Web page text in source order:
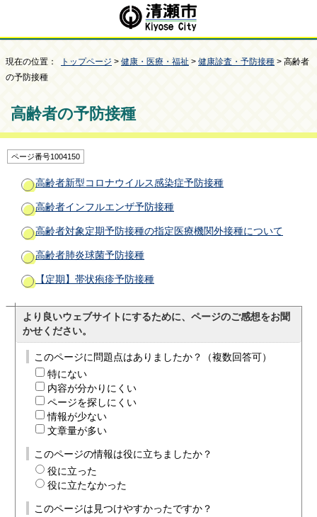
現在の位置： トップページ > 健康・医療・福祉 > 健康診査・予防接種 > 高齢者
の予防接種
高齢者の予防接種
ページ番号1004150
高齢者新型コロナウイルス感染症予防接種
高齢者インフルエンザ予防接種
高齢者対象定期予防接種の指定医療機関外接種について
高齢者肺炎球菌予防接種
【定期】帯状疱疹予防接種
より良いウェブサイトにするために、ページのご感想をお聞
かせください。
このページに問題点はありましたか？（複数回答可）
特にない
内容が分かりにくい
ページを探しにくい
情報が少ない
文章量が多い
このページの情報は役に立ちましたか？
役に立った
役に立たなかった
このページは見つけやすかったですか？